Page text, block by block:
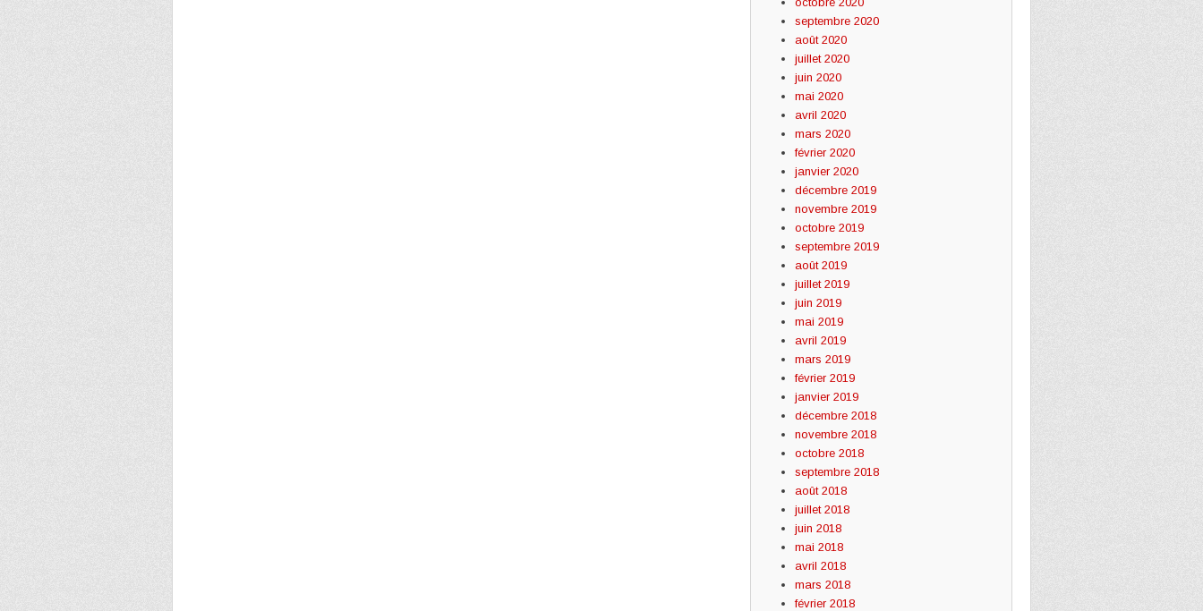
septembre 2020
août 2020
juillet 2020
juin 2020
mai 2020
avril 2020
mars 2020
février 2020
janvier 2020
décembre 2019
novembre 2019
octobre 2019
septembre 2019
août 2019
juillet 2019
juin 2019
mai 2019
avril 2019
mars 2019
février 2019
janvier 2019
décembre 2018
novembre 2018
octobre 2018
septembre 2018
août 2018
juillet 2018
juin 2018
mai 2018
avril 2018
mars 2018
février 2018